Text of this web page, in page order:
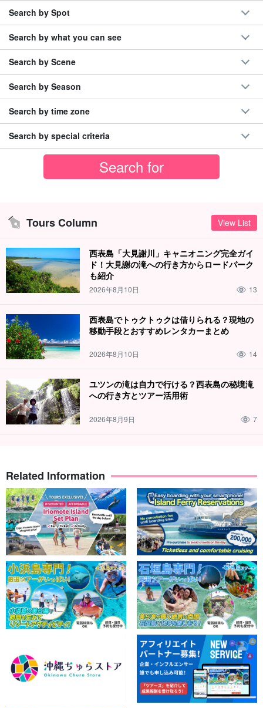
Search by Spot
Search by what you can see
Search by Scene
Search by Season
Search by time zone
Search by special criteria
Tours Column View List
西表島「大見謝川」キャニオニング完全ガイ
ド！大見謝の滝への行き方からロードパーク
も紹介
2026年8月10日 13
西表島でトゥクトゥクは借りられる？現地の
移動手段とおすすめレンタカーまとめ
2026年8月10日 14
ユツンの滝は自力で行ける？西表島の秘境滝
への行き方とツアー活用術
2026年8月9日 7
Related Information